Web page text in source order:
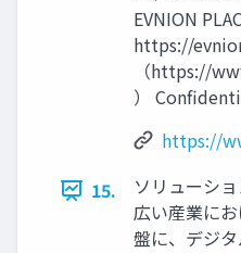
EVNION
https://
（https://
）
https://
15.
ソリューシ
広い産業に
盤に、デジ